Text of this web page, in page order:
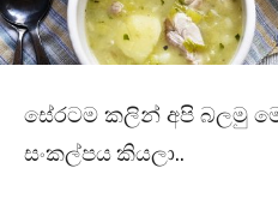
සේරටම කලින් අපි බලමු
සංකල්පය කියලා..